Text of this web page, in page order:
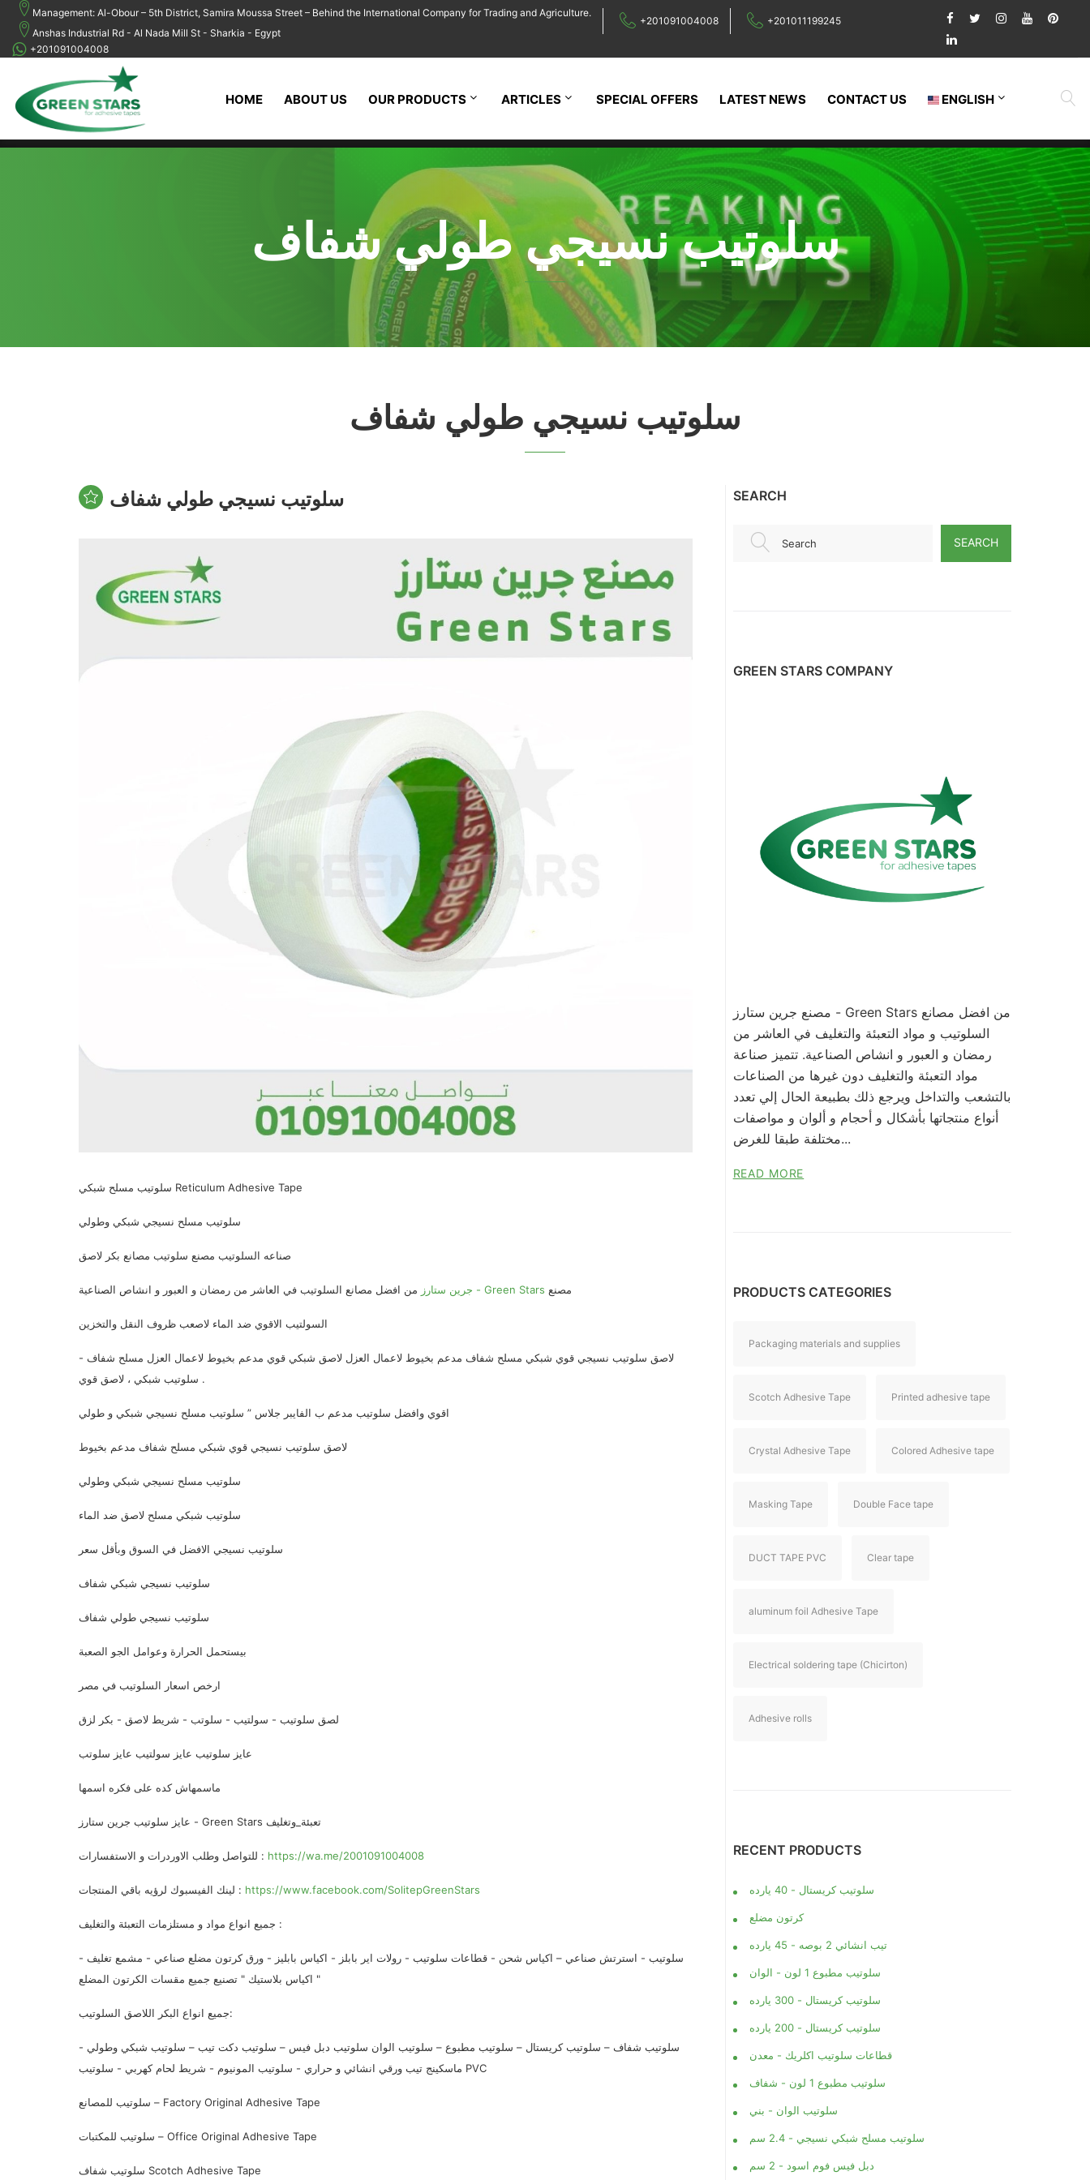
Management: Al-Obour – 5th District, Samira Moussa Street – Behind the International Company for Trading and Agriculture.
Anshas Industrial Rd - Al Nada Mill St - Sharkia - Egypt
+201091004008 +201011199245
+201091004008
HOME ABOUT US OUR PRODUCTS ARTICLES SPECIAL OFFERS LATEST NEWS CONTACT US ENGLISH
سلوتيب نسيجي طولي شفاف
سلوتيب نسيجي طولي شفاف
سلوتيب نسيجي طولي شفاف
سلوتيب مسلح شبكي Reticulum Adhesive Tape
سلوتيب مسلح نسيجي شبكي وطولي
صناعه السلوتيب مصنع سلوتيب مصانع بكر لاصق
مصنع جرين ستارز - Green Stars من افضل مصانع السلوتيب في العاشر من رمضان و العبور و انشاص الصناعية
السولتيب الاقوي ضد الماء لاصعب ظروف النقل والتخزين
لاصق سلوتيب نسيجي قوي شبكي مسلح شفاف مدعم بخيوط لاعمال العزل لاصق شبكي قوي مدعم بخيوط لاعمال العزل مسلح شفاف -
سلوتيب شبكي ، لاصق قوي .
اقوي وافضل سلوتيب مدعم ب الفايبر جلاس ” سلوتيب مسلح نسيجي شبكي و طولي
لاصق سلوتيب نسيجي قوي شبكي مسلح شفاف مدعم بخيوط
سلوتيب مسلح نسيجي شبكي وطولي
سلوتيب شبكي مسلح لاصق ضد الماء
سلوتيب نسيجي الافضل في السوق وبأقل سعر
سلوتيب نسيجي شبكي شفاف
سلوتيب نسيجي طولي شفاف
بيستحمل الحرارة وعوامل الجو الصعبة
ارخص اسعار السلوتيب في مصر
لصق سلوتيب - سولتيب - سلوتب - شريط لاصق - بكر لزق
عايز سلوتيب عايز سولتيب عايز سلوتب
ماسمهاش كده على فكره اسمها
عايز سلوتيب جرين ستارز - Green Stars تعبئة_وتغليف
للتواصل وطلب الاوردرات و الاستفسارات : https://wa.me/2001091004008
لينك الفيسبوك لرؤيه باقي المنتجات : https://www.facebook.com/SolitepGreenStars
جميع انواع مواد و مستلزمات التعبئة والتغليف :
سلوتيب - استرتش صناعي – اكياس شحن - قطاعات سلوتيب - رولات اير بابلز - اكياس بابليز - ورق كرتون مضلع صناعي - مشمع تغليف -
اكياس بلاستيك " تصنيع جميع مقسات الكرتون المضلع "
جميع انواع البكر اللاصق السلوتيب:
سلوتيب شفاف – سلوتيب كريستال – سلوتيب مطبوع – سلوتيب الوان سلوتيب دبل فيس – سلوتيب دكت تيب – سلوتيب شبكي وطولي -
ماسكينج تيب ورقي انشائي و حراري - سلوتيب المونيوم - شريط لحام كهربي - سلوتيب PVC
سلوتيب للمصانع – Factory Original Adhesive Tape
سلوتيب للمكتبات – Office Original Adhesive Tape
سلوتيب شفاف Scotch Adhesive Tape
SEARCH
Search SEARCH
GREEN STARS COMPANY
مصنع جرين ستارز - Green Stars من افضل مصانع
السلوتيب و مواد التعبئة والتغليف في العاشر من
رمضان و العبور و انشاص الصناعية. تتميز صناعة
مواد التعبئة والتغليف دون غيرها من الصناعات
بالتشعب والتداخل ويرجع ذلك بطبيعة الحال إلي تعدد
أنواع منتجاتها بأشكال و أحجام و ألوان و مواصفات
مختلفة طبقا للغرض...
READ MORE
PRODUCTS CATEGORIES
Packaging materials and supplies
Scotch Adhesive Tape Printed adhesive tape
Crystal Adhesive Tape Colored Adhesive tape
Masking Tape Double Face tape
DUCT TAPE PVC Clear tape
aluminum foil Adhesive Tape
Electrical soldering tape (Chicirton)
Adhesive rolls
RECENT PRODUCTS
سلوتيب كريستال - 40 يارده
كرتون مضلع
تيب انشائي 2 بوصه - 45 يارده
سلوتيب مطبوع 1 لون - الوان
سلوتيب كريستال - 300 يارده
سلوتيب كريستال - 200 يارده
قطاعات سلوتيب اكلريك - معدن
سلوتيب مطبوع 1 لون - شفاف
سلوتيب الوان - بني
سلوتيب مسلح شبكي نسيجي - 2.4 سم
دبل فيس فوم اسود - 2 سم